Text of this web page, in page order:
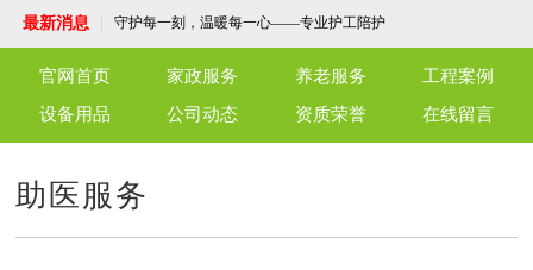
最新消息
守护每一刻，温暖每一心——专业护工陪护
服务
端午佳节，粽子飘香，永安养老驿站共话温
北京仁友永安养老驿站：老年人的温馨家园
仁友育儿嫂服务：专业陪伴，呵护成长
仁友干洗店，优质高效，温馨细致，为官兵
干洗店是怎么清洗各种衣物的？
了解外墙清洗
守护每一刻，温暖每一心——专业护工陪护
官网首页 家政服务 养老服务
工程案例
设备用品
公司动态 资质荣誉 在线留言
助医服务